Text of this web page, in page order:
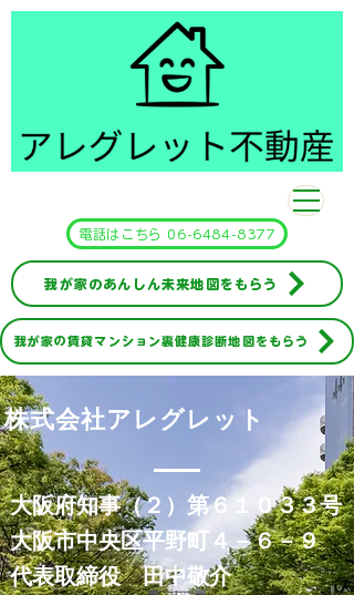
電話はこちら 06-6484-8377
我が家のあんしん未来地図をもらう
我が家の賃貸マンション裏健康診断地図をもらう
​株式会社アレグレット
大阪府知事（２）第６１０３３号
大阪市中央区平野町４－６－９
代表取締役 田中敬介